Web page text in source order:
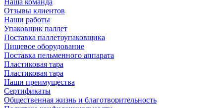
Наша команда
Отзывы клиентов
Наши работы
Упаковщик паллет
Поставка паллетоупаковщика
Пищевое оборудование
Поставка пельменного аппарата
Пластиковая тара
Пластиковая тара
Наши преимущества
Сертификаты
Общественная жизнь и благотворительность